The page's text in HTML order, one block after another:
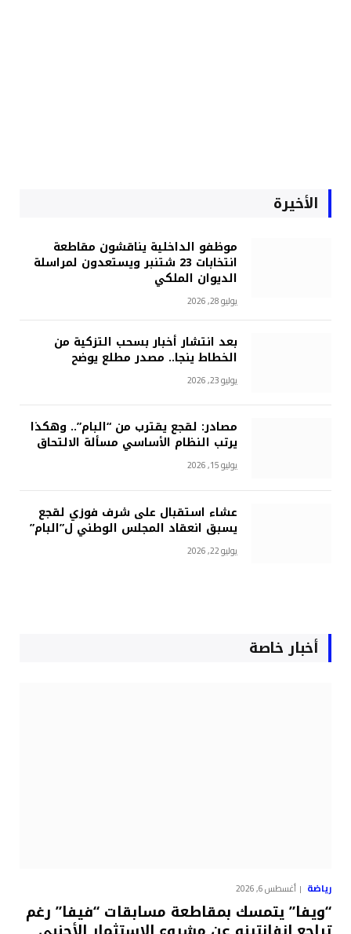
الأخيرة
موظفو الداخلية يناقشون مقاطعة
انتخابات 23 شتنبر ويستعدون لمراسلة
الديوان الملكي
يوليو 28, 2026
بعد انتشار أخبار بسحب التزكية من
الخطاط ينجا.. مصدر مطلع يوضح
يوليو 23, 2026
مصادر: لقجع يقترب من “البام”.. وهكذا
يرتب النظام الأساسي مسألة الالتحاق
يوليو 15, 2026
عشاء استقبال على شرف فوزي لقجع
يسبق انعقاد المجلس الوطني ل”البام”
يوليو 22, 2026
أخبار خاصة
رياضة أغسطس 6, 2026
“ويفا” يتمسك بمقاطعة مسابقات “فيفا” رغم